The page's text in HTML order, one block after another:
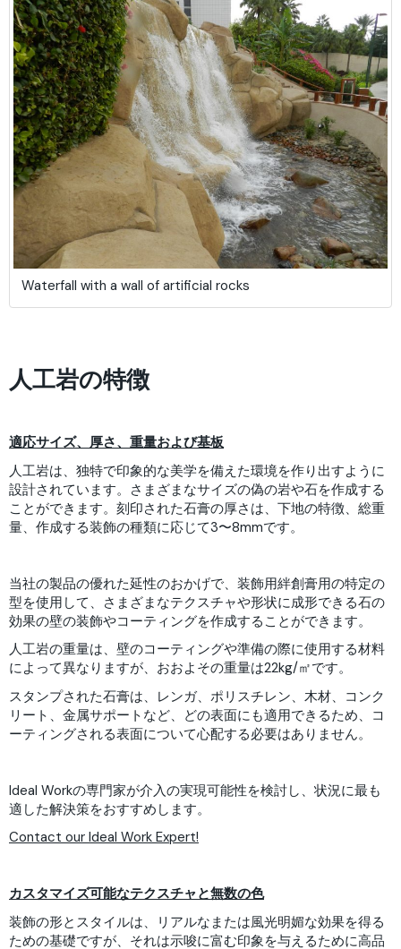
Waterfall with a wall of artificial rocks
人工岩の特徴
適応サイズ、厚さ、重量および基板
人工岩は、独特で印象的な美学を備えた環境を作り出すように
設計されています。さまざまなサイズの偽の岩や石を作成する
ことができます。刻印された石膏の厚さは、下地の特徴、総重
量、作成する装飾の種類に応じて3〜8mmです。
当社の製品の優れた延性のおかげで、装飾用絆創膏用の特定の
型を使用して、さまざまなテクスチャや形状に成形できる石の
効果の壁の装飾やコーティングを作成することができます。
人工岩の重量は、壁のコーティングや準備の際に使用する材料
によって異なりますが、おおよその重量は22kg/㎡です。
スタンプされた石膏は、レンガ、ポリスチレン、木材、コンク
リート、金属サポートなど、どの表面にも適用できるため、コ
ーティングされる表面について心配する必要はありません。
Ideal Workの専門家が介入の実現可能性を検討し、状況に最も
適した解決策をおすすめします。
Contact our Ideal Work Expert!
カスタマイズ可能なテクスチャと無数の色
装飾の形とスタイルは、リアルなまたは風光明媚な効果を得る
ための基礎ですが、それは示唆に富む印象を与えるために高品